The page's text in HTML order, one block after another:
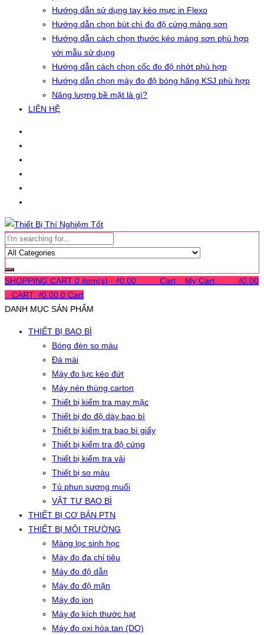
Hướng dẫn sử dụng tay kéo mực in Flexo
Hướng dẫn chọn bút chì đo độ cứng màng sơn
Hướng dẫn cách chọn thước kéo màng sơn phù hợp
với mẫu sử dụng
Hướng dẫn cách chọn cốc đo độ nhớt phù hợp
Hướng dẫn chọn máy đo độ bóng hãng KSJ phù hợp
Năng lượng bề mặt là gì?
LIÊN HỆ
SHOPPING CART 0 item(s) - ₫0.00 Cart My Cart ₫0.00
CART: ₫0.00 0 Cart
DANH MỤC SẢN PHẨM
THIẾT BỊ BAO BÌ
Bóng đèn so màu
Đá mài
Máy đo lực kéo đứt
Máy nén thùng carton
Thiết bị kiểm tra may mặc
Thiết bị đo độ dày bao bì
Thiết bị kiểm tra bao bì giấy
Thiết bị kiểm tra độ cứng
Thiết bị kiểm tra vải
Thiết bị so màu
Tủ phun sương muối
VẬT TƯ BAO BÌ
THIẾT BỊ CƠ BẢN PTN
THIẾT BỊ MÔI TRƯỜNG
Màng lọc sinh học
Máy đo đa chỉ tiêu
Máy đo độ dẫn
Máy đo độ mặn
Máy đo ion
Máy đo kích thước hạt
Máy đo oxi hòa tan (DO)